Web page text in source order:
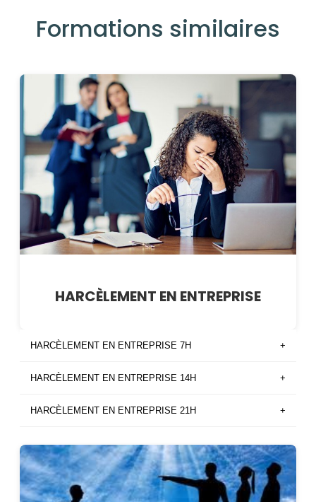
Formations similaires
HARCÈLEMENT EN ENTREPRISE
HARCÈLEMENT EN ENTREPRISE 7H +
HARCÈLEMENT EN ENTREPRISE 14H +
HARCÈLEMENT EN ENTREPRISE 21H +